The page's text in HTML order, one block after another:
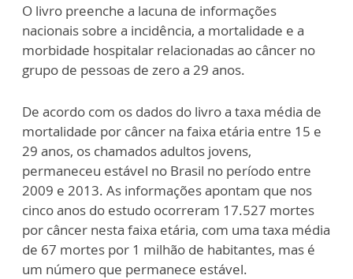
O livro preenche a lacuna de informações
nacionais sobre a incidência, a mortalidade e a
morbidade hospitalar relacionadas ao câncer no
grupo de pessoas de zero a 29 anos.
De acordo com os dados do livro a taxa média de
mortalidade por câncer na faixa etária entre 15 e
29 anos, os chamados adultos jovens,
permaneceu estável no Brasil no período entre
2009 e 2013. As informações apontam que nos
cinco anos do estudo ocorreram 17.527 mortes
por câncer nesta faixa etária, com uma taxa média
de 67 mortes por 1 milhão de habitantes, mas é
um número que permanece estável.